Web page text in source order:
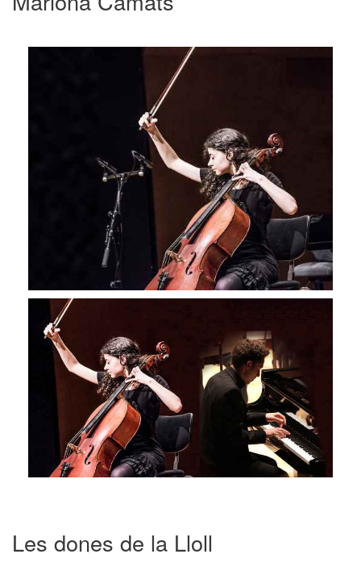
Les dones de la Lloll